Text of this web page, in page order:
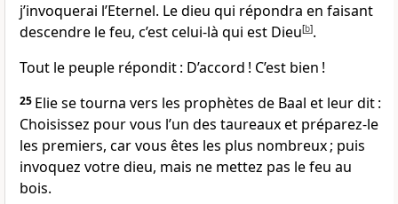
j’invoquerai l’Eternel. Le dieu qui répondra en faisant
descendre le feu, c’est celui-là qui est Dieu[b].
Tout le peuple répondit : D’accord ! C’est bien !
25 Elie se tourna vers les prophètes de Baal et leur dit :
Choisissez pour vous l’un des taureaux et préparez-le
les premiers, car vous êtes les plus nombreux ; puis
invoquez votre dieu, mais ne mettez pas le feu au
bois.